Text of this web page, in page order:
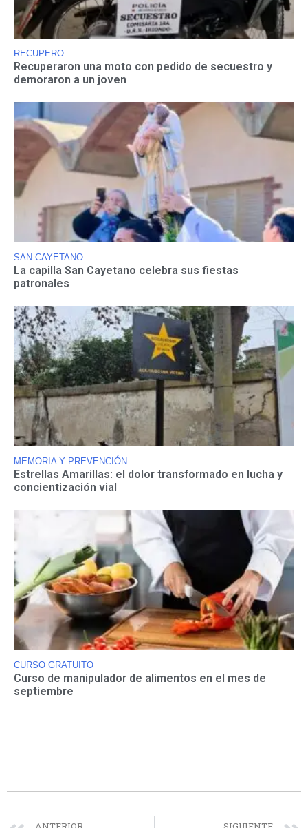
RECUPERO
Recuperaron una moto con pedido de secuestro y
demoraron a un joven
SAN CAYETANO
La capilla San Cayetano celebra sus fiestas
patronales
MEMORIA Y PREVENCIÓN
Estrellas Amarillas: el dolor transformado en lucha y
concientización vial
CURSO GRATUITO
Curso de manipulador de alimentos en el mes de
septiembre
ANTERIOR SIGUIENTE